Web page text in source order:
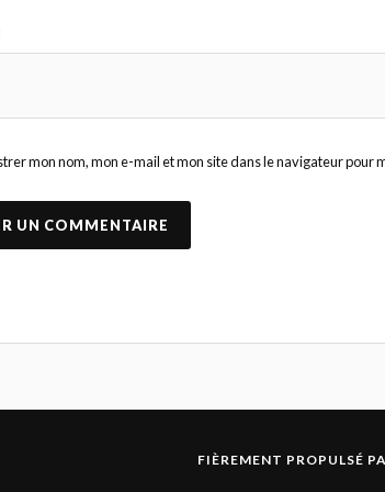
mon nom, mon e-mail et mon site dans le navigateur pour
FIÈREMENT PROPULSÉ